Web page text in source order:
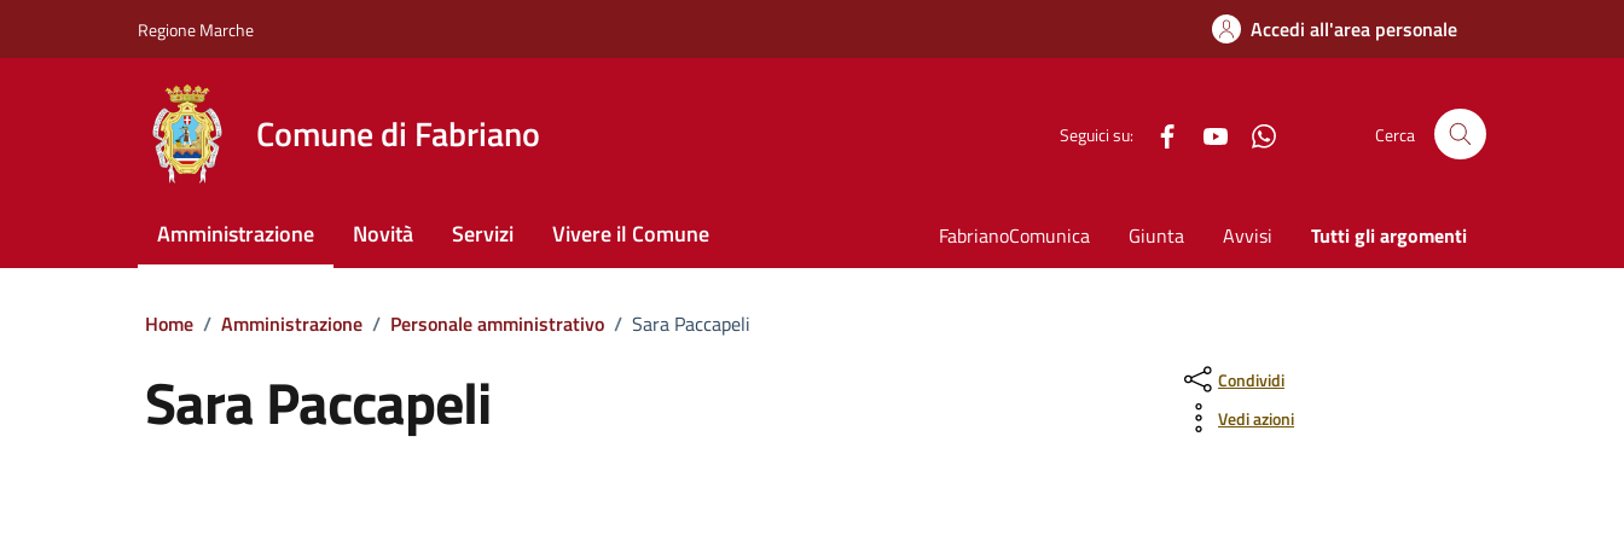
Regione Marche Accedi all'area personale
Comune di Fabriano Seguici su: FacebookYouTube Cerca
Amministrazione Novità Servizi Vivere il Comune FabrianoComunica Giunta Avvisi Tutti gli argomenti
Home / Amministrazione / Personale amministrativo / Sara Paccapeli
Sara Paccapeli
Condividi
Vedi azioni